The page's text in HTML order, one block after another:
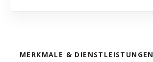
MERKMALE & DIENSTLEISTUNGEN